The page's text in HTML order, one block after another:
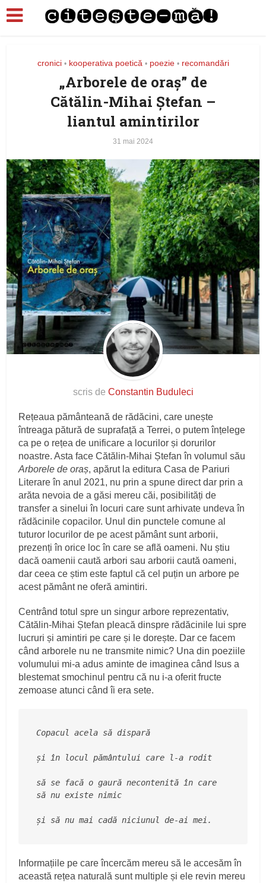
cronici • kooperativa poetică • poezie • recomandări
„Arborele de oraș” de
Cătălin-Mihai Ștefan –
liantul amintirilor
31 mai 2024
scris de Constantin Buduleci
Rețeaua pământeană de rădăcini, care unește
întreaga pătură de suprafață a Terrei, o putem înțelege
ca pe o rețea de unificare a locurilor și dorurilor
noastre. Asta face Cătălin-Mihai Ștefan în volumul său
Arborele de oraș, apărut la editura Casa de Pariuri
Literare în anul 2021, nu prin a spune direct dar prin a
arăta nevoia de a găsi mereu căi, posibilități de
transfer a sinelui în locuri care sunt arhivate undeva în
rădăcinile copacilor. Unul din punctele comune al
tuturor locurilor de pe acest pământ sunt arborii,
prezenți în orice loc în care se află oameni. Nu știu
dacă oamenii caută arbori sau arborii caută oameni,
dar ceea ce știm este faptul că cel puțin un arbore pe
acest pământ ne oferă amintiri.
Centrând totul spre un singur arbore reprezentativ,
Cătălin-Mihai Ștefan pleacă dinspre rădăcinile lui spre
lucruri și amintiri pe care și le dorește. Dar ce facem
când arborele nu ne transmite nimic? Una din poeziile
volumului mi-a adus aminte de imaginea când Isus a
blestemat smochinul pentru că nu i-a oferit fructe
zemoase atunci când îi era sete.
Copacul acela să dispară
și în locul pământului care l-a rodit
să se facă o gaură necontenită în care
să nu existe nimic
și să nu mai cadă niciunul de-ai mei.
Informațiile pe care încercăm mereu să le accesăm în
această rețea naturală sunt multiple și ele revin mereu